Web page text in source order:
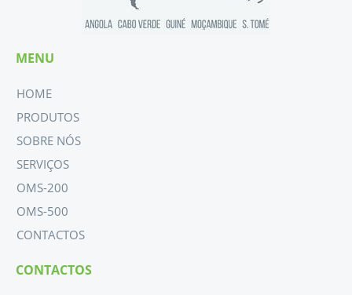
MENU
HOME
PRODUTOS
SOBRE NÓS
SERVIÇOS
OMS-200
OMS-500
CONTACTOS
CONTACTOS